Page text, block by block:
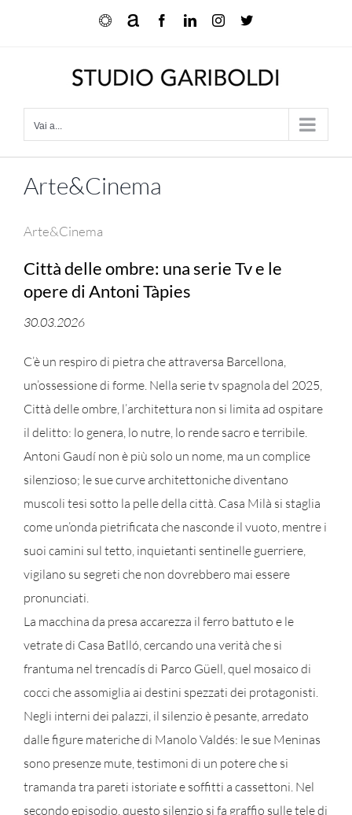
OculaArtnet FacebookLinkedInInstagram
X
Vai a...
Arte&Cinema
Arte&Cinema
Città delle ombre: una serie Tv e le
opere di Antoni Tàpies
30.03.2026
C’è un respiro di pietra che attraversa Barcellona,
un’ossessione di forme. Nella serie tv spagnola del 2025,
Città delle ombre, l’architettura non si limita ad ospitare
il delitto: lo genera, lo nutre, lo rende sacro e terribile.
Antoni Gaudí non è più solo un nome, ma un complice
silenzioso; le sue curve architettoniche diventano
muscoli tesi sotto la pelle della città. Casa Milà si staglia
come un’onda pietrificata che nasconde il vuoto, mentre i
suoi camini sul tetto, inquietanti sentinelle guerriere,
vigilano su segreti che non dovrebbero mai essere
pronunciati.
La macchina da presa accarezza il ferro battuto e le
vetrate di Casa Batlló, cercando una verità che si
frantuma nel trencadís di Parco Güell, quel mosaico di
cocci che assomiglia ai destini spezzati dei protagonisti.
Negli interni dei palazzi, il silenzio è pesante, arredato
dalle figure materiche di Manolo Valdés: le sue Meninas
sono presenze mute, testimoni di un potere che si
tramanda tra pareti istoriate e soffitti a cassettoni. Nel
secondo episodio, questo silenzio si fa graffio sulle tele di